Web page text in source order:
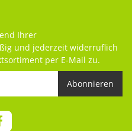
Ihrer
und jederzeit widerruflich
per E-Mail zu.
Abonnieren